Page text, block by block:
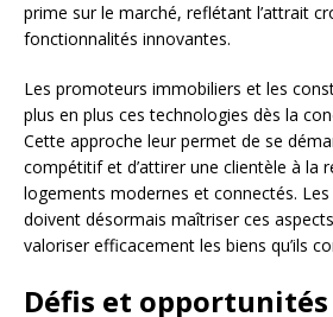
prime sur le marché, reflétant l’attrait
fonctionnalités innovantes.
Les promoteurs immobiliers et les
plus en plus ces technologies dès la
Cette approche leur permet de se
compétitif et d’attirer une clientèle à la
logements modernes et connectés. Les
doivent désormais maîtriser ces
valoriser efficacement les biens qu’ils
Défis et